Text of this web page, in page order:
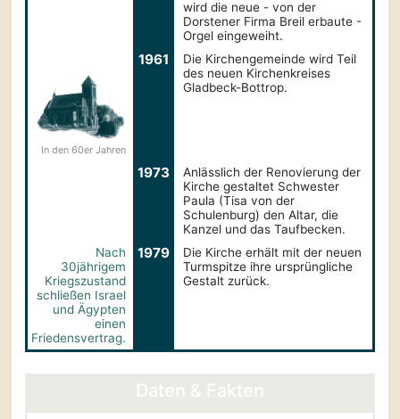
wird die neue - von der
Dorstener Firma Breil erbaute -
Orgel eingeweiht.
In den 60er Jahren
1961
Die Kirchengemeinde wird Teil
des neuen Kirchenkreises
Gladbeck-Bottrop.
1973
Anlässlich der Renovierung der
Kirche gestaltet Schwester
Paula (Tisa von der
Schulenburg) den Altar, die
Kanzel und das Taufbecken.
Nach
30jährigem
Kriegszustand
schließen Israel
und Ägypten
einen
Friedensvertrag.
1979
Die Kirche erhält mit der neuen
Turmspitze ihre ursprüngliche
Gestalt zurück.
Daten & Fakten